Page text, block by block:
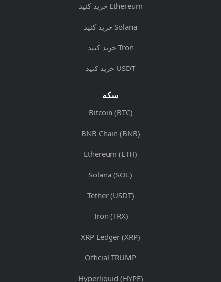
خرید کنید Ethereum
خرید کنید Solana
خرید کنید Tron
خرید کنید USDT
سکه
Bitcoin (BTC)
BNB Chain (BNB)
Ethereum (ETH)
Solana (SOL)
Tether (USDT)
Tron (TRX)
XRP Ledger (XRP)
Official TRUMP
Hyperliquid (HYPE)